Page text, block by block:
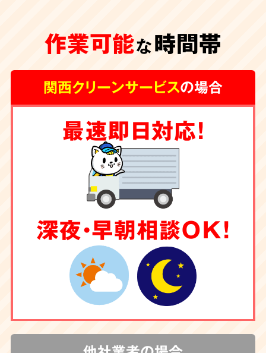
特殊清掃が遅れ、臭いや汚れが内装の下地にま
で及んでしまうと、その根源を取り除く為に内
装工事が必要な場合もございます。グループ会
社に工務店を有する弊社では清掃からリフォー
ムまで一手にお引き受けしております。
作業可能な時間帯
関西クリーンサービスの場合
最速即日対応！
深夜・早朝相談OK！